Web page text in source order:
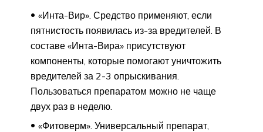
«Инта-Вир». Средство применяют, если
пятнистость появилась из-за вредителей. В
составе «Инта-Вира» присутствуют
компоненты, которые помогают уничтожить
вредителей за 2-3 опрыскивания.
Пользоваться препаратом можно не чаще
двух раз в неделю.
«Фитоверм». Универсальный препарат,